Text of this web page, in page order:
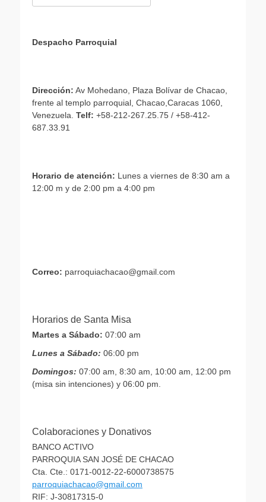
Despacho Parroquial
Dirección: Av Mohedano, Plaza Bolívar de Chacao,
frente al templo parroquial, Chacao,Caracas 1060,
Venezuela. Telf: +58-212-267.25.75 / +58-412-
687.33.91
Horario de atención: Lunes a viernes de 8:30 am a
12:00 m y de 2:00 pm a 4:00 pm
Correo: parroquiachacao@gmail.com
Horarios de Santa Misa
Martes a Sábado: 07:00 am
Lunes a Sábado: 06:00 pm
Domingos: 07:00 am, 8:30 am, 10:00 am, 12:00 pm
(misa sin intenciones) y 06:00 pm.
Colaboraciones y Donativos
BANCO ACTIVO
PARROQUIA SAN JOSÉ DE CHACAO
Cta. Cte.: 0171-0012-22-6000738575
parroquiachacao@gmail.com
RIF: J-30817315-0